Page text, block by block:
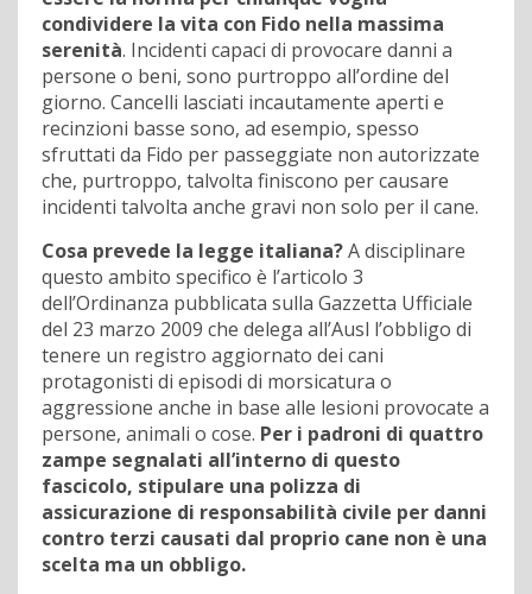
condividere la vita con Fido nella massima
serenità. Incidenti capaci di provocare danni a
persone o beni, sono purtroppo all’ordine del
giorno. Cancelli lasciati incautamente aperti e
recinzioni basse sono, ad esempio, spesso
sfruttati da Fido per passeggiate non autorizzate
che, purtroppo, talvolta finiscono per causare
incidenti talvolta anche gravi non solo per il cane.
Cosa prevede la legge italiana?A disciplinare
questo ambito specifico è l’articolo 3
dell’Ordinanza pubblicata sulla Gazzetta Ufficiale
del 23 marzo 2009 che delega all’Ausl l’obbligo di
tenere un registro aggiornato dei cani
protagonisti di episodi di morsicatura o
aggressione anche in base alle lesioni provocate a
persone, animali o cose. Per i padroni di quattro
zampe segnalati all’interno di questo
fascicolo, stipulare una polizza di
assicurazione di responsabilità civile per danni
contro terzi causati dal proprio cane non è una
scelta ma un obbligo.